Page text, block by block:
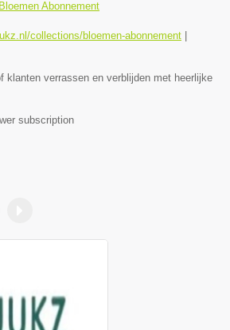
Abonnement
collections/bloemen-abonnement
klanten verrassen en verblijden met heerlijke
subscription